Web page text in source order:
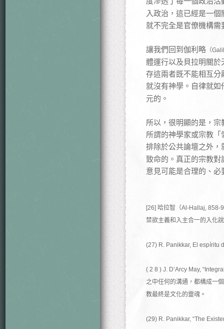
入政治，這已經是一
就不完全是官僚機構需
讓我們回到伽利略 （
體運行以及貝拉明關
存這兩者既不能相互
就沒有神學。自律就
元的。
所以，很明顯的是，
所謂的神學家或宗教
排除於公共論壇之外
致命的。真正的宗教
意見可能是合理的、
[26] 哈拉智（Al-Hallaj, 858-
禁欲主義和入主合一的入化
(27) R. Panikkar, El espíritu
( 2 8 ) J. D’Arcy May,
之中任何的溝通，都構成一
教最終是文化的靈魂。
(29) R. Panikkar, “The